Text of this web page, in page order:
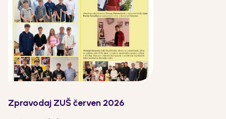
Zpravodaj ZUŠ červen 2026